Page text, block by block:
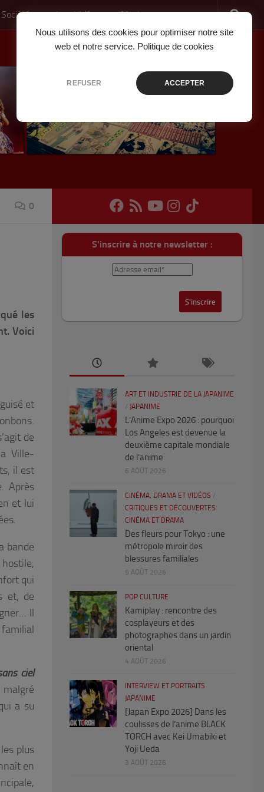
Nous utilisons des cookies pour optimiser notre site
web et notre service. Politique de cookies
REFUSER ACCEPTER
Jeux Vidéo Musique
0
les
Voici
et
de
Ville-
il est
Après
et lui
bande
qui
et, de
Il
familial
ciel
a su
les plus
en
S'inscrire à notre newsletter :
ART ET INDUSTRIE DE LA JAPANIME
/ JAPANIME
L’Anime Expo 2026 : pourquoi
Los Angeles est devenue la
deuxième capitale mondiale
de l’anime
6 AOÛT 2026
CINÉMA, DRAMA ET VIDÉOS /
CRITIQUES ET DÉCOUVERTES
CINÉMA ET DRAMA
Des fleurs pour Tokyo : une
métropole miroir des
blessures familiales
5 AOÛT 2026
POP CULTURE
Kamiplay : rencontre des
cosplayeurs et des
photographes dans un jardin
oriental
4 AOÛT 2026
INTERVIEW ET PORTRAITS
JAPANIME
[Japan Expo 2026] Dans les
coulisses de l’anime BLACK
TORCH avec Kei Umabiki et
Yoji Ueda
3 AOÛT 2026